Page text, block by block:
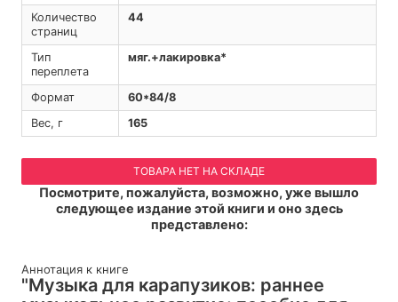
Количество
страниц
44
Тип
переплета
мяг.+лакировка*
Формат
60*84/8
Вес, г
165
ТОВАРА НЕТ НА СКЛАДЕ
Посмотрите, пожалуйста, возможно, уже вышло
следующее издание этой книги и оно здесь
представлено:
Аннотация к книге
"Музыка для карапузиков: раннее